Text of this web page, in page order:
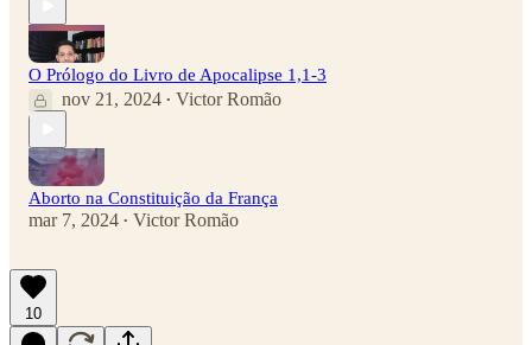
O Prólogo do Livro de Apocalipse 1,1-3
nov 21, 2024 • Victor Romão
Aborto na Constituição da França
mar 7, 2024 • Victor Romão
10